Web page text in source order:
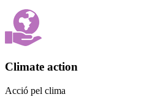
Climate action
Acció pel clima